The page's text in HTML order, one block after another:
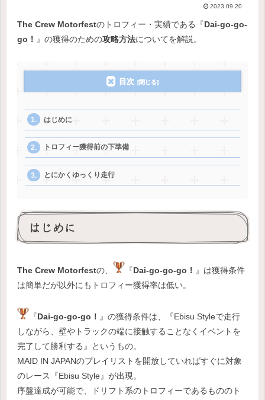
2023.09.20
The Crew Motorfestのトロフィー・実績である『Dai-go-go-
go！ 』の獲得のための攻略方法についてを解説。
目次
はじめに
トロフィー獲得前の下準備
とにかくゆっくり走行
はじめに
The Crew Motorfestの、 『Dai-go-go-go！ 』は獲得条件
は簡単だが以外にもトロフィー獲得率は低い。
『Dai-go-go-go！ 』の獲得条件は、『Ebisu Styleで走行
しながら、壁やトラックの端に接触することなくイベントを
完了して勝利する』というもの。
MAID IN JAPANのプレイリストを開放していればすぐに対象
のレース『Ebisu Style』が出現。
序盤達成が可能で、ドリフト系のトロフィーであるもののト